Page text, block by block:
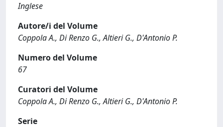
Inglese
Autore/i del Volume
Coppola A., Di Renzo G., Altieri G., D'Antonio P.
Numero del Volume
67
Curatori del Volume
Coppola A., Di Renzo G., Altieri G., D'Antonio P.
Serie